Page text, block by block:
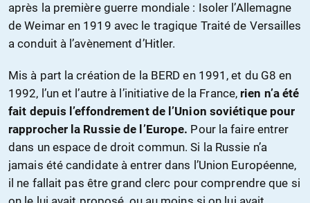
après la première guerre mondiale : Isoler l’Allemagne
de Weimar en 1919 avec le tragique Traité de Versailles
a conduit à l’avènement d’Hitler.
Mis à part la création de la BERD en 1991, et du G8 en
1992, l’un et l’autre à l’initiative de la France, rien n’a été
fait depuis l’effondrement de l’Union soviétique pour
rapprocher la Russie de l’Europe. Pour la faire entrer
dans un espace de droit commun. Si la Russie n’a
jamais été candidate à entrer dans l’Union Européenne,
il ne fallait pas être grand clerc pour comprendre que si